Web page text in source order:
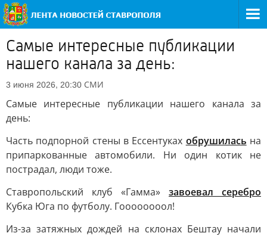
Самые интересные публикации
нашего канала за день:
3 июня 2026, 20:30 СМИ
Самые интересные публикации нашего канала за
день:
Часть подпорной стены в Ессентуках обрушилась на
припаркованные автомобили. Ни один котик не
пострадал, люди тоже.
Ставропольский клуб «Гамма» завоевал серебро
Кубка Юга по футболу. Гоооооооол!
Из-за затяжных дождей на склонах Бештау начали